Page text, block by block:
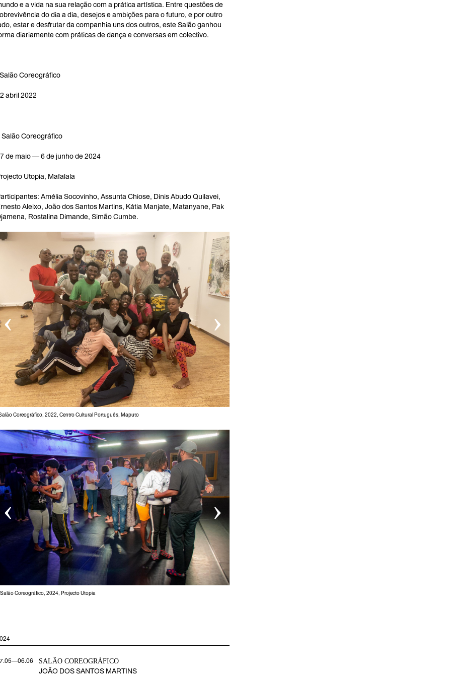
e a vida na sua relação com a prática artística. Entre questões de
do dia a dia, desejos e ambições para o futuro, e por outro
estar e desfrutar da companhia uns dos outros, este Salão ganhou
diariamente com práticas de dança e conversas em colectivo.
Coreográfico
abril 2022
Salão Coreográfico
de maio — 6 de junho de 2024
Utopia, Mafalala
Amélia Socovinho, Assunta Chiose, Dinis Abudo Quilavei,
Aleixo, João dos Santos Martins, Kátia Manjate, Matanyane, Pak
Rostalina Dimande, Simão Cumbe.
Salão Coreográfico, 2022, Centro Cultural Português, Maputo
‹ ›
Salão Coreográfico, 2024, Projecto Utopia
‹ ›
SALÃO COREOGRÁFICO
JOÃO DOS SANTOS MARTINS